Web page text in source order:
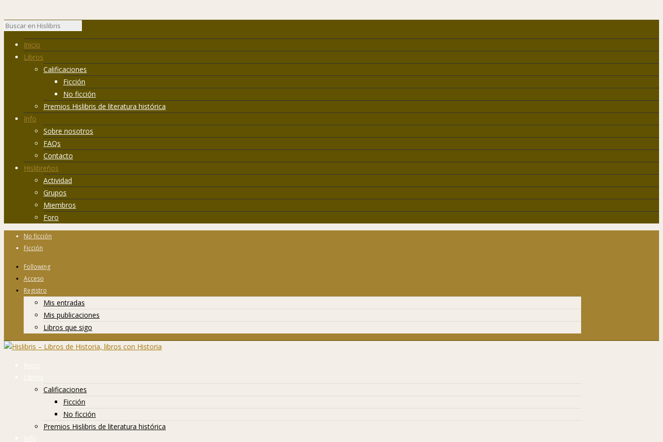
Inicio
Libros
Calificaciones
Ficción
No ficción
Premios Hislibris de literatura histórica
Info
Sobre nosotros
FAQs
Contacto
Hislibreños
Actividad
Grupos
Miembros
Foro
No ficción
Ficción
Following
Acceso
Registro
Mis entradas
Mis publicaciones
Libros que sigo
Inicio
Libros
Calificaciones
Ficción
No ficción
Premios Hislibris de literatura histórica
Info